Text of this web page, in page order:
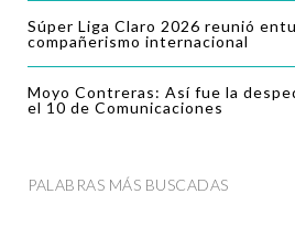
Súper Liga Claro 2026 reunió
compañerismo internacional
Moyo Contreras: Así fue la
el 10 de Comunicaciones
PALABRAS MÁS BUSCADAS